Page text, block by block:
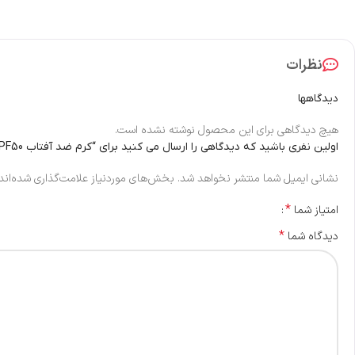
نظرات
دیدگاهها
هیچ دیدگاهی برای این محصول نوشته نشده است.
اولین نفری باشید که دیدگاهی را ارسال می کنید برای “کرم ضد آفتاب SPF50 پوست چرب ژاک آندرل (بژ روشن) | 50 میل”
نشانی ایمیل شما منتشر نخواهد شد. بخش‌های موردنیاز علامت‌گذاری
امتیاز شما *
دیدگاه شما *